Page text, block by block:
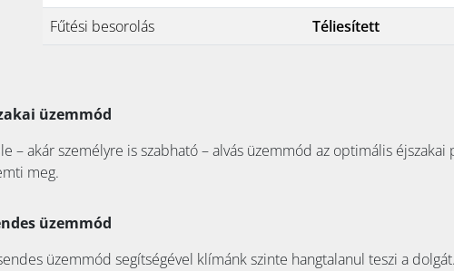
Fűtési besorolás
Téliesített
üzemmód
– akár személyre is szabható – alvás üzemmód az optimális
meg.
üzemmód
üzemmód segítségével klímánk szinte hangtalanul teszi a dolgát.